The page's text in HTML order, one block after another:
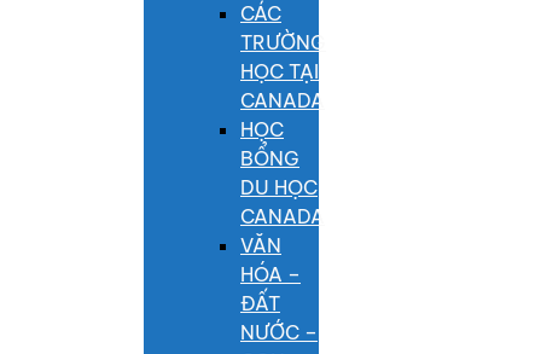
CÁC
TRƯỜNG
HỌC TẠI
CANADA
HỌC
BỔNG
DU HỌC
CANADA
VĂN
HÓA –
ĐẤT
NƯỚC –